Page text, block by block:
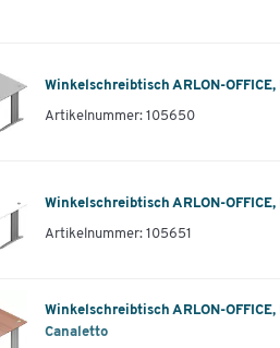
Winkelschreibtisch ARLON-
Artikelnummer: 105650
Winkelschreibtisch ARLON-
Artikelnummer: 105651
Winkelschreibtisch ARLON-
Canaletto